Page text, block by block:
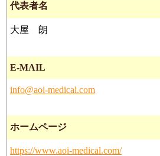
代表者名
大屋 朗
E-MAIL
info@aoi-medical.com
ホームページ
https://www.aoi-medical.com/